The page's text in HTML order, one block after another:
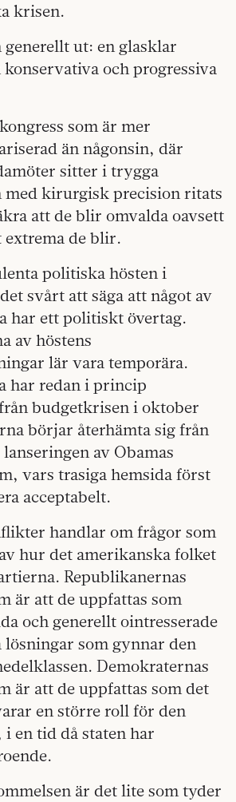
krisen.
generellt ut: en glasklar
och progressiva
som är mer
än någonsin, där
sitter i trygga
kirurgisk precision ritats
att de blir omvalda oavsett
de blir.
politiska hösten i
svårt att säga att något av
har ett politiskt övertag.
av höstens
lär vara temporära.
har redan i princip
budgetkrisen i oktober
börjar återhämta sig från
av Obamas
vars trasiga hemsida först
acceptabelt.
handlar om frågor som
hur det amerikanska folket
Republikanernas
är att de uppfattas som
och generellt ointresserade
lösningar som gynnar den
Demokraternas
är att de uppfattas som det
en större roll för den
i en tid då staten har
är det lite som tyder